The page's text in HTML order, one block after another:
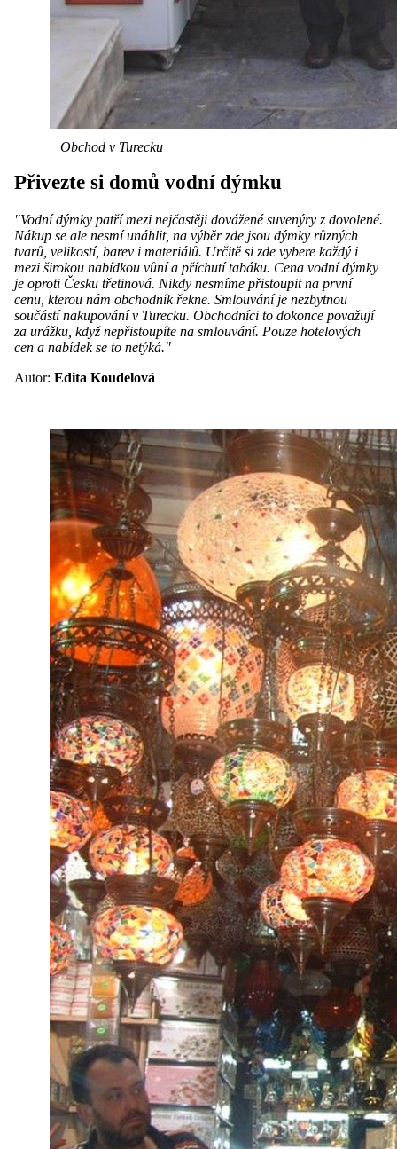
Obchod v Turecku
Přivezte si domů vodní dýmku
"Vodní dýmky patří mezi nejčastěji dovážené suvenýry z dovolené.
Nákup se ale nesmí unáhlit, na výběr zde jsou dýmky různých
tvarů, velikostí, barev i materiálů. Určitě si zde vybere každý i
mezi širokou nabídkou vůní a příchutí tabáku. Cena vodní dýmky
je oproti Česku třetinová. Nikdy nesmíme přistoupit na první
cenu, kterou nám obchodník řekne. Smlouvání je nezbytnou
součástí nakupování v Turecku. Obchodníci to dokonce považují
za urážku, když nepřistoupíte na smlouvání. Pouze hotelových
cen a nabídek se to netýká."
Autor: Edita Koudelová